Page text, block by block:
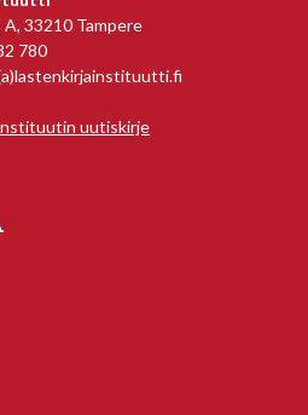
33210 Tampere
780
uutiskirje